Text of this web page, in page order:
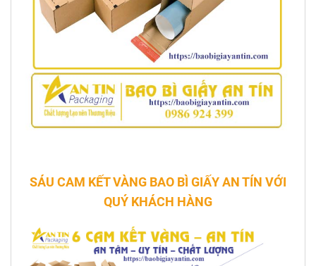
SÁU CAM KẾT VÀNG BAO BÌ GIẤY AN TÍN VỚI
QUÝ KHÁCH HÀNG